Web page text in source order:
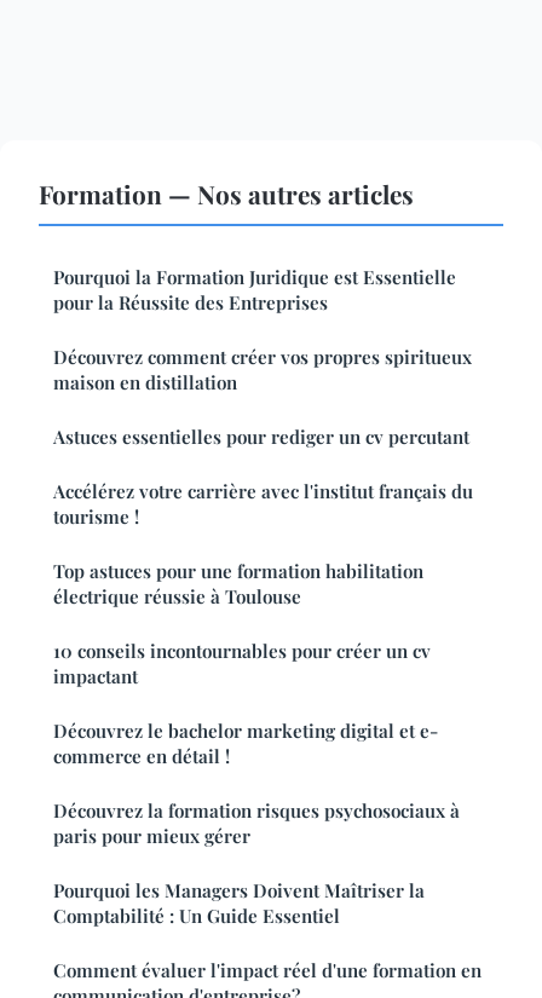
Formation — Nos autres articles
Pourquoi la Formation Juridique est Essentielle
pour la Réussite des Entreprises
Découvrez comment créer vos propres spiritueux
maison en distillation
Astuces essentielles pour rediger un cv percutant
Accélérez votre carrière avec l'institut français du
tourisme !
Top astuces pour une formation habilitation
électrique réussie à Toulouse
10 conseils incontournables pour créer un cv
impactant
Découvrez le bachelor marketing digital et e-
commerce en détail !
Découvrez la formation risques psychosociaux à
paris pour mieux gérer
Pourquoi les Managers Doivent Maîtriser la
Comptabilité : Un Guide Essentiel
Comment évaluer l'impact réel d'une formation en